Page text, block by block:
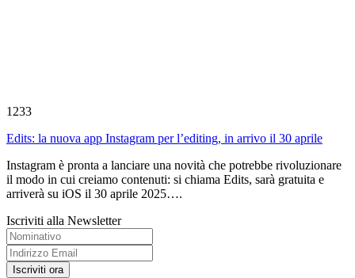
1233
Edits: la nuova app Instagram per l’editing, in arrivo il 30 aprile
Instagram è pronta a lanciare una novità che potrebbe rivoluzionare
il modo in cui creiamo contenuti: si chiama Edits, sarà gratuita e
arriverà su iOS il 30 aprile 2025….
Iscriviti alla Newsletter